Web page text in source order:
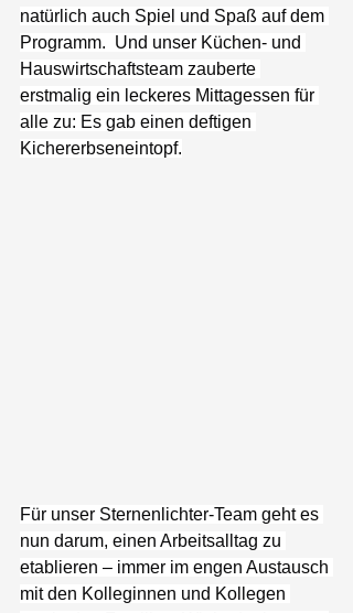
natürlich auch Spiel und Spaß auf dem
Programm.  Und unser Küchen- und
Hauswirtschaftsteam zauberte
erstmalig ein leckeres Mittagessen für
alle zu: Es gab einen deftigen
Kichererbseneintopf.
Für unser Sternenlichter-Team geht es
nun darum, einen Arbeitsalltag zu
etablieren – immer im engen Austausch
mit den Kolleginnen und Kollegen